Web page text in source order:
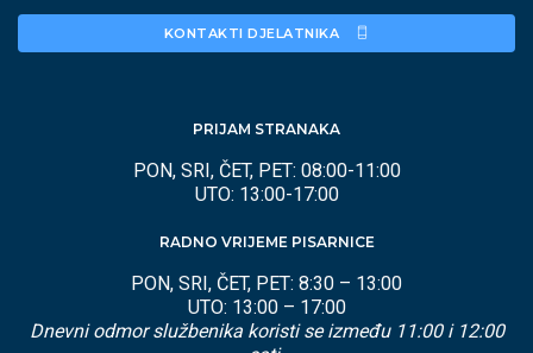
KONTAKTI DJELATNIKA
PRIJAM STRANAKA
PON, SRI, ČET, PET: 08:00-11:00
UTO: 13:00-17:00
RADNO VRIJEME PISARNICE
PON, SRI, ČET, PET: 8:30 – 13:00
UTO: 13:00 – 17:00
Dnevni odmor službenika koristi se između 11:00 i 12:00